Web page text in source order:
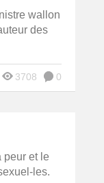
wallon
des
0
3708
peur et le
les.